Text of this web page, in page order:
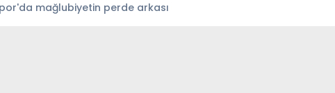
mağlubiyetin perde arkası